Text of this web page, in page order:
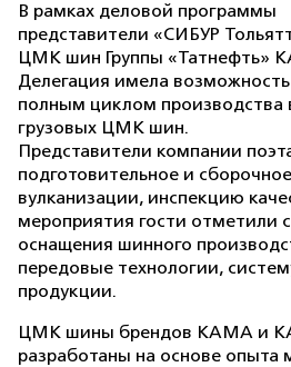
В рамках деловой программы
представители «СИБУР
ЦМК шин Группы «Татнефть»
Делегация имела
полным циклом производства
грузовых ЦМК шин.
Представители компании
подготовительное и
вулканизации, инспекцию
мероприятия гости отметили
оснащения шинного
передовые технологии,
продукции.
ЦМК шины брендов КАМА и
разработаны на основе опыта